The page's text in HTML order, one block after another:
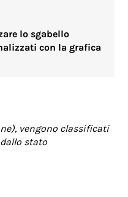
lo sgabello
con la grafica
vengono classificati
stato